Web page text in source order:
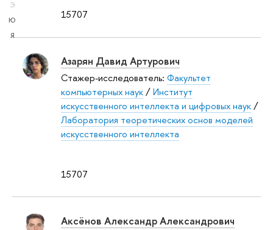
Э
Ю
Я
15707
15707
Азарян Давид Артурович
Стажер-исследователь: Факультет
компьютерных наук/Институт
искусственного интеллекта и цифровых наук/
Лаборатория теоретических основ моделей
искусственного интеллекта
Аксёнов Александр Александрович